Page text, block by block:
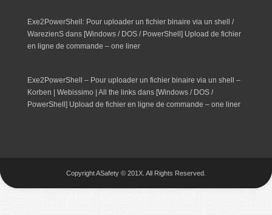
Exe2PowerShell: Pour uploader un fichier binaire via un shell /
WarezienS dans [Windows / DOS / PowerShell] Upload de fichier
en ligne de commande – one liner
Exe2PowerShell – Pour uploader un fichier binaire via un shell –
Korben | Webissimo | All the links dans [Windows / DOS /
PowerShell] Upload de fichier en ligne de commande – one liner
Copyright ASafety © 201X. All Rights Reserved.